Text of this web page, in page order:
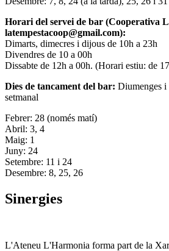
Horari del servei de bar (Cooperativa
latempestacoop@gmail.com):
Dimarts, dimecres i dijous de 10h a 23h
Divendres de 10 a 00h
Dissabte de 12h a 00h. (Horari estiu: de
Dies de tancament del bar: Diumenges i
setmanal
Febrer: 28 (només matí)
Abril: 3, 4
Maig: 1
Juny: 24
Setembre: 11 i 24
Desembre: 8, 25, 26
Sinergies
L'Ateneu L'Harmonia forma part de la